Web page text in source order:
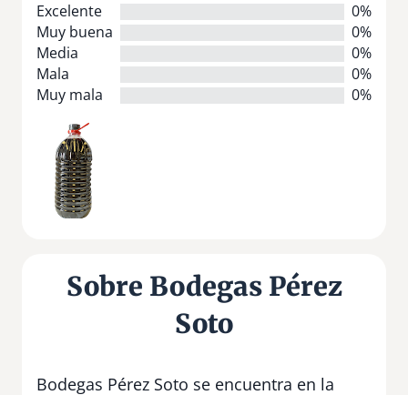
Excelente
0%
Muy buena
0%
Media
0%
Mala
0%
Muy mala
0%
Sobre Bodegas Pérez
Soto
Bodegas Pérez Soto se encuentra en la